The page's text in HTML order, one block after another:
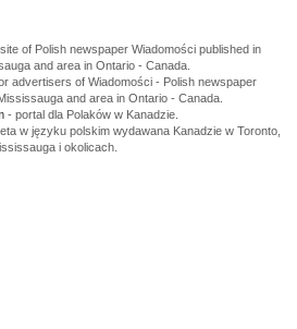
of Polish newspaper Wiadomości published in
and area in Ontario - Canada.
advertisers of Wiadomości - Polish newspaper
and area in Ontario - Canada.
- portal dla Polaków w Kanadzie.
w języku polskim wydawana Kanadzie w Toronto,
i okolicach.